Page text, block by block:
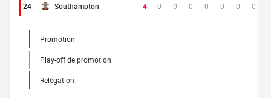
24 Southampton -4 0 0 0 0 0 0 0
Promotion
Play-off de promotion
Relégation